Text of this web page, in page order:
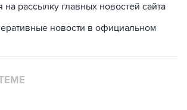
на рассылку главных новостей сайта
новости в официальном